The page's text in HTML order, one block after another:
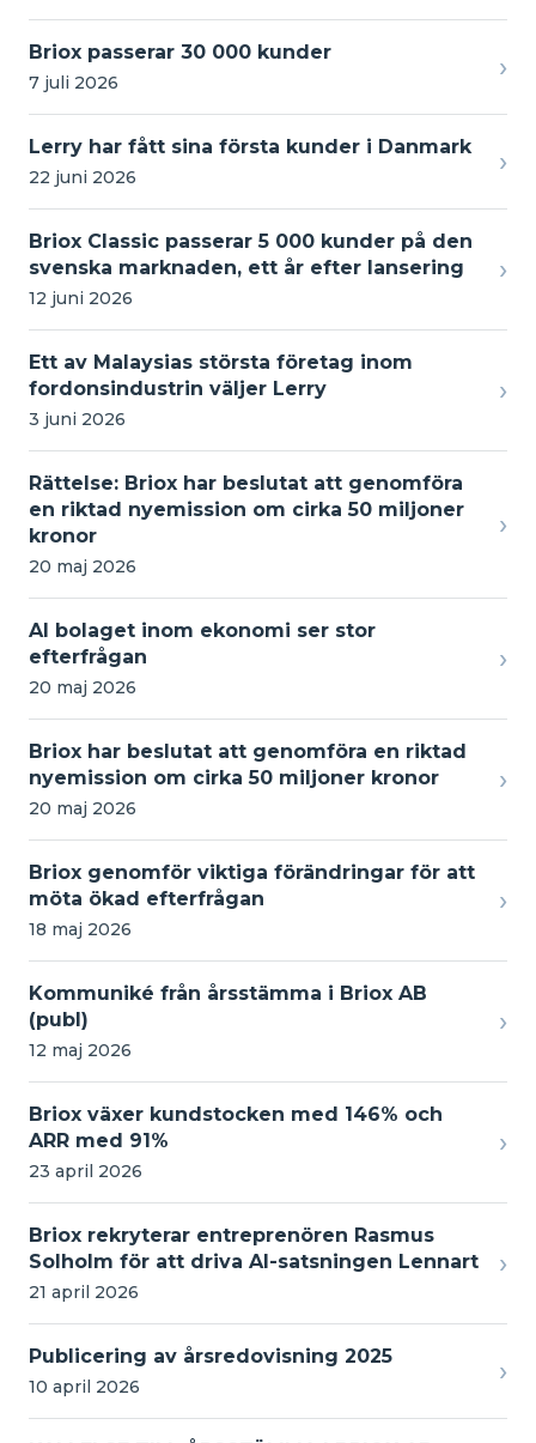
Briox passerar 30 000 kunder
7 juli 2026 ›
Lerry har fått sina första kunder i Danmark
22 juni 2026 ›
Briox Classic passerar 5 000 kunder på den
svenska marknaden, ett år efter lansering
12 juni 2026
›
Ett av Malaysias största företag inom
fordonsindustrin väljer Lerry
3 juni 2026
›
Rättelse: Briox har beslutat att genomföra
en riktad nyemission om cirka 50 miljoner
kronor
20 maj 2026
›
AI bolaget inom ekonomi ser stor
efterfrågan
20 maj 2026
›
Briox har beslutat att genomföra en riktad
nyemission om cirka 50 miljoner kronor
20 maj 2026
›
Briox genomför viktiga förändringar för att
möta ökad efterfrågan
18 maj 2026
›
Kommuniké från årsstämma i Briox AB
(publ)
12 maj 2026
›
Briox växer kundstocken med 146% och
ARR med 91%
23 april 2026
›
Briox rekryterar entreprenören Rasmus
Solholm för att driva AI-satsningen Lennart
21 april 2026
›
Publicering av årsredovisning 2025
10 april 2026 ›